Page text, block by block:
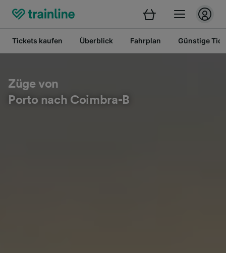
Tickets kaufen Überblick Fahrplan Günstige
Züge von
Porto nach Coimbra-B